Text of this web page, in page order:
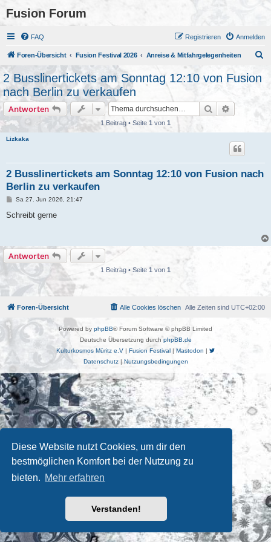
Diese Website nutzt Cookies, um dir den
bestmöglichen Komfort bei der Nutzung zu
bieten. Mehr erfahren
Verstanden!
Fusion Forum
FAQ Anmelden
Registrieren
Foren-Übersicht Fusion Festival 2026 Anreise & Mitfahrgelegenheiten
2 Busslinertickets am Sonntag 12:10 von Fusion
nach Berlin zu verkaufen
Antworten Suche
1 Beitrag • Seite 1 von 1
Lizkaka
2 Busslinertickets am Sonntag 12:10 von Fusion nach
Berlin zu verkaufen
B
i
Sa 27. Jun 2026, 21:47
Schreibt gerne
Antworten
1 Beitrag • Seite 1 von 1
Foren-Übersicht Alle Zeiten sind UTC+02:00
Alle Cookies löschen
Powered by phpBB® Forum Software © phpBB Limited
Deutsche Übersetzung durchphpBB.de
Kulturkosmos Müritz e.V | Fusion Festival | Mastodon |
Datenschutz| Nutzungsbedingungen